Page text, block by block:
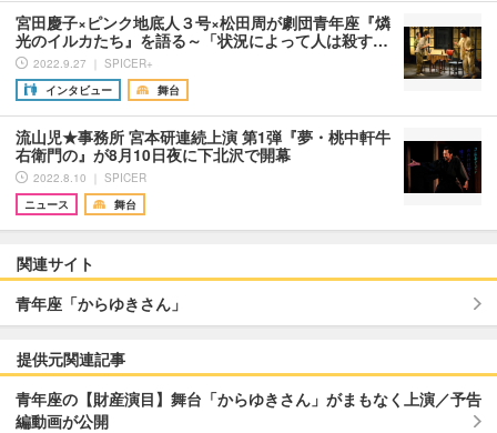
宮田慶子×ピンク地底人３号×松田周が劇団青年座『燐
光のイルカたち』を語る～「状況によって人は殺す…
2022.9.27 ｜ SPICER+
インタビュー
舞台
流山児★事務所 宮本研連続上演 第1弾『夢・桃中軒牛
右衛門の』が8月10日夜に下北沢で開幕
2022.8.10 ｜ SPICER
ニュース
舞台
関連サイト
青年座「からゆきさん」
提供元関連記事
青年座の【財産演目】舞台「からゆきさん」がまもなく上演／予告
編動画が公開